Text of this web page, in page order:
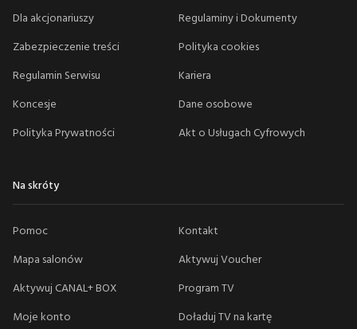
Dla akcjonariuszy
Regulaminy i Dokumenty
Zabezpieczenie treści
Polityka cookies
Regulamin Serwisu
Kariera
Koncesje
Dane osobowe
Polityka Prywatności
Akt o Usługach Cyfrowych
Na skróty
Pomoc
Kontakt
Mapa salonów
Aktywuj Voucher
Aktywuj CANAL+ BOX
Program TV
Moje konto
Doładuj TV na kartę